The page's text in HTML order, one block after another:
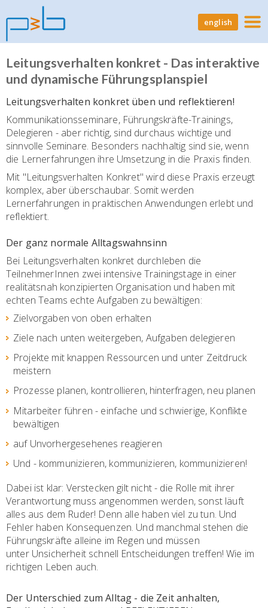
english
Leitungsverhalten konkret - Das interaktive
und dynamische Führungsplanspiel
Leitungsverhalten konkret üben und reflektieren!
Kommunikationsseminare, Führungskräfte-Trainings,
Delegieren - aber richtig, sind durchaus wichtige und
sinnvolle Seminare. Besonders nachhaltig sind sie, wenn
die Lernerfahrungen ihre Umsetzung in die Praxis finden.
Mit "Leitungsverhalten Konkret" wird diese Praxis erzeugt
komplex, aber überschaubar. Somit werden
Lernerfahrungen in praktischen Anwendungen erlebt und
reflektiert.
Der ganz normale Alltagswahnsinn
Bei Leitungsverhalten konkret durchleben die
TeilnehmerInnen zwei intensive Trainingstage in einer
realitätsnah konzipierten Organisation und haben mit
echten Teams echte Aufgaben zu bewältigen:
Zielvorgaben von oben erhalten
Ziele nach unten weitergeben, Aufgaben delegieren
Projekte mit knappen Ressourcen und unter Zeitdruck
meistern
Prozesse planen, kontrollieren, hinterfragen, neu planen
Mitarbeiter führen - einfache und schwierige, Konflikte
bewältigen
auf Unvorhergesehenes reagieren
Und - kommunizieren, kommunizieren, kommunizieren!
Dabei ist klar: Verstecken gilt nicht - die Rolle mit ihrer
Verantwortung muss angenommen werden, sonst läuft
alles aus dem Ruder! Denn alle haben viel zu tun. Und
Fehler haben Konsequenzen. Und manchmal stehen die
Führungskräfte alleine im Regen und müssen
unter Unsicherheit schnell Entscheidungen treffen! Wie im
richtigen Leben auch.
Der Unterschied zum Alltag - die Zeit anhalten,